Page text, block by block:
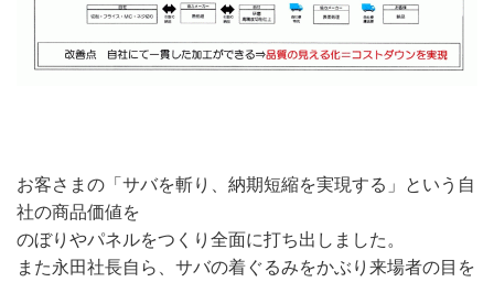
お客さまの「サバを斬り、納期短縮を実現する」という自
社の商品価値を
のぼりやパネルをつくり全面に打ち出しました。
また永田社長自ら、サバの着ぐるみをかぶり来場者の目を